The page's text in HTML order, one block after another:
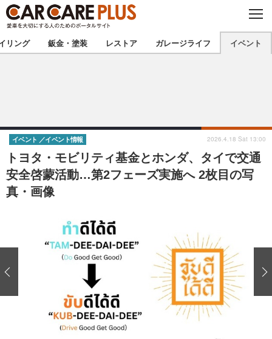
C
O
S
E
★カーケアプラス認定★ 厳選プロショップを地域から探す
甲信越 北陸
東海 関西
中国
注目の記事
愛車 File
自動車豆知識 ストップ！不具合修理＆粗悪修理
鈑金・塗装
ディテイリング 洗車
ヘッドライト磨き
小キズ直し
リング 鈑金・塗装 レストア ガレージライフ イベント
トヨタ・モビリティ基金とホンダ、タイで交通
安全啓蒙活動…第2フェーズ実施へ 2枚目の写
真・画像
イベント イベント情報 2026.4.18 Sat 13:00